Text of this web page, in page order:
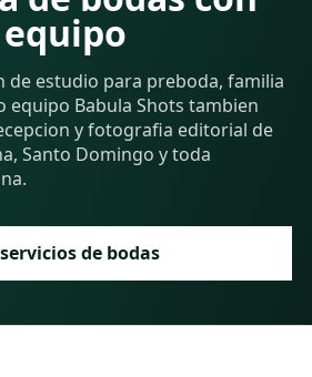
de estudio para preboda, familia
equipo Babula Shots tambien
y fotografia editorial de
Santo Domingo y toda
de bodas